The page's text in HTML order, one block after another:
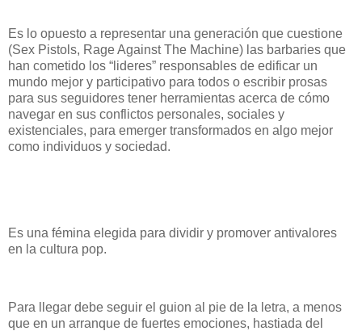
Es lo opuesto a representar una generación que cuestione
(Sex Pistols, Rage Against The Machine) las barbaries que
han cometido los “lideres” responsables de edificar un
mundo mejor y participativo para todos o escribir prosas
para sus seguidores tener herramientas acerca de cómo
navegar en sus conflictos personales, sociales y
existenciales, para emerger transformados en algo mejor
como individuos y sociedad.
Es una fémina elegida para dividir y promover antivalores
en la cultura pop.
Para llegar debe seguir el guion al pie de la letra, a menos
que en un arranque de fuertes emociones, hastiada del